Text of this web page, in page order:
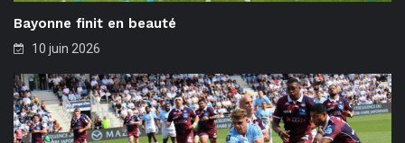
Bayonne finit en beauté
10 juin 2026